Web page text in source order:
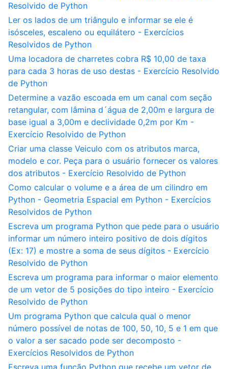
Resolvido de Python
Ler os lados de um triângulo e informar se ele é
isósceles, escaleno ou equilátero - Exercícios
Resolvidos de Python
Uma locadora de charretes cobra R$ 10,00 de taxa
para cada 3 horas de uso destas - Exercício Resolvido
de Python
Determine a vazão escoada em um canal com seção
retangular, com lâmina d´água de 2,00m e largura de
base igual a 3,00m e declividade 0,2m por Km -
Exercício Resolvido de Python
Criar uma classe Veiculo com os atributos marca,
modelo e cor. Peça para o usuário fornecer os valores
dos atributos - Exercício Resolvido de Python
Como calcular o volume e a área de um cilindro em
Python - Geometria Espacial em Python - Exercícios
Resolvidos de Python
Escreva um programa Python que pede para o usuário
informar um número inteiro positivo de dois dígitos
(Ex: 17) e mostre a soma de seus dígitos - Exercício
Resolvido de Python
Escreva um programa para informar o maior elemento
de um vetor de 5 posições do tipo inteiro - Exercício
Resolvido de Python
Um programa Python que calcula qual o menor
número possível de notas de 100, 50, 10, 5 e 1 em que
o valor a ser sacado pode ser decomposto -
Exercícios Resolvidos de Python
Escreva uma função Python que recebe um vetor de